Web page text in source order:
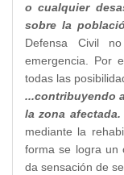
o cualquier
sobre la
Defensa Civil
emergencia. Por
todas las
...contribuyendo
la zona afectada.
mediante la
forma se logra un
da sensación de